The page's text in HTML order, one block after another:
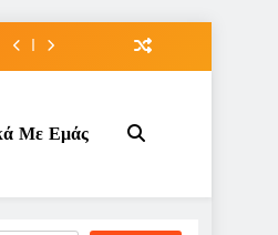
Με Εμάς